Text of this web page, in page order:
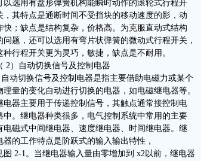
以选用有盘形弹簧机构能瞬时动作的滚轮式行程开
，其特点是通断时间不受挡块的移动速度的影，动
快；缺点是结构复杂，价格高。为克服直动式结构
问题，还可以选用有弯片状弹簧的微动式行程开关，
种行程开关更为灵巧，敏捷，缺点是不耐用。
（ 2）自动切换信号及控制电器
自动切换信号及控制电器是指主要借助电磁力或某个
理量的变化自动进行切换的电器，如电磁继电器等。
电器主要用于传递控制信号，其触点通常接控制电
中。继电器种类很多，电气控制系统中常用的主要
电磁式中间继电器、速度继电器、时间继电器。继
器的工作特点是阶跃式的输入输出特性，
图 2-1。当继电器输入量由零增加到 x2以前，继电器